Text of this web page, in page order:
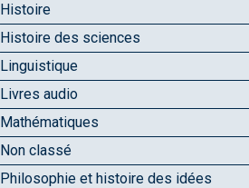
Histoire
Histoire des sciences
Linguistique
Livres audio
Mathématiques
Non classé
Philosophie et histoire des idées